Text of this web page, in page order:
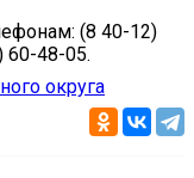
(8 40-12)
60-48-05.
округа